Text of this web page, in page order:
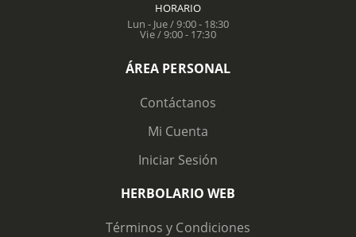
HORARIO
Lun - Jue / 9:00 - 18:30
Vie / 9:00 - 17:30
ÁREA PERSONAL
Contáctanos
Mi Cuenta
Iniciar Sesión
HERBOLARIO WEB
Términos y Condiciones